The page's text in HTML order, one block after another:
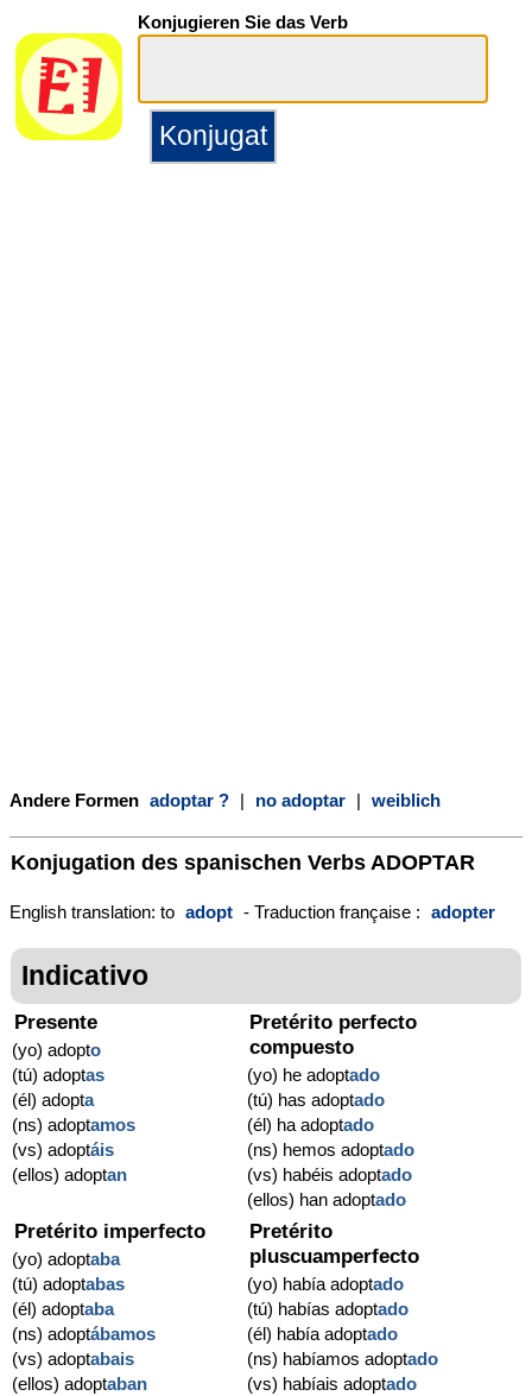
Konjugieren Sie das Verb
Andere Formen adoptar ? | no adoptar | weiblich
Konjugation des spanischen Verbs ADOPTAR
English translation: to adopt - Traduction française : adopter
Indicativo
Presente
(yo) adopto
(tú) adoptas
(él) adopta
(ns) adoptamos
(vs) adoptáis
(ellos) adoptan
Pretérito perfecto
compuesto
(yo) he adoptado
(tú) has adoptado
(él) ha adoptado
(ns) hemos adoptado
(vs) habéis adoptado
(ellos) han adoptado
Pretérito imperfecto
(yo) adoptaba
(tú) adoptabas
(él) adoptaba
(ns) adoptábamos
(vs) adoptabais
(ellos) adoptaban
Pretérito
pluscuamperfecto
(yo) había adoptado
(tú) habías adoptado
(él) había adoptado
(ns) habíamos adoptado
(vs) habíais adoptado